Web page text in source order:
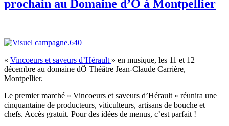
prochain au Domaine d’Ô à Montpellier
« Vincoeurs et saveurs d’Hérault » en musique, les 11 et 12
décembre au domaine dÖ Théâtre Jean-Claude Carrière,
Montpellier.
Le premier marché « Vincoeurs et saveurs d’Hérault » réunira une
cinquantaine de producteurs, viticulteurs, artisans de bouche et
chefs. Accès gratuit. Pour des idées de menus, c’est parfait !